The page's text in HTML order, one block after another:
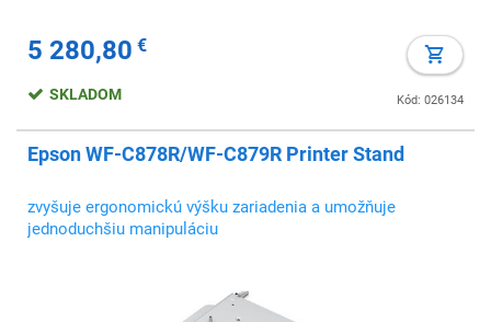
5 280,80 €
Kód: 026134
SKLADOM
Epson WF-C878R/WF-C879R Printer Stand
zvyšuje ergonomickú výšku zariadenia a umožňuje
jednoduchšiu manipuláciu